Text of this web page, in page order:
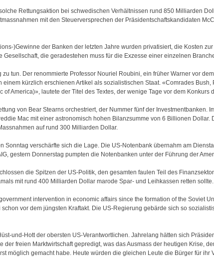
Rettungsaktion bei schwedischen Verhältnissen rund 850 Milliarden
mit den Steuerversprechen der Präsidentschaftskandidaten
)Gewinne der Banken der letzten Jahre wurden privatisiert, die Kosten
Gesellschaft, die geradestehen muss für die Exzesse einer einzelnen
zu tun. Der renommierte Professor Nouriel Roubini, ein früher Warner vor
einem kürzlich erschienen Artikel als sozialistischen Staat. «Comrades
of America)», lautete der Titel des Textes, der wenige Tage vor dem
von Bear Stearns orchestriert, der Nummer fünf der Investmentbanken.
Mac mit einer astronomisch hohen Bilanzsumme von 6 Billionen
auf rund 300 Milliarden Dollar.
Sonntag verschärfte sich die Lage. Die US-Notenbank übernahm am
gestern Donnerstag pumpten die Notenbanken unter der Führung der
die Spitzen der US-Politik, den gesamten faulen Teil des
mit rund 400 Milliarden Dollar marode Spar- und Leihkassen retten sollte.
intervention in economic affairs since the formation of the Soviet
vor dem jüngsten Kraftakt. Die US-Regierung gebärde sich so
und-Hott der obersten US-Verantwortlichen. Jahrelang hätten sich
der freien Marktwirtschaft gepredigt, was das Ausmass der heutigen Krise,
möglich gemacht habe. Heute würden die gleichen Leute die Bürger für ihr